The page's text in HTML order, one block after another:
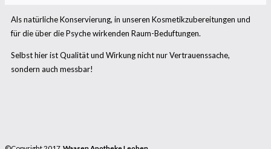
Als natürliche Konservierung, in unseren Kosmetikzubereitungen und
für die über die Psyche wirkenden Raum-Beduftungen.
Selbst hier ist Qualität und Wirkung nicht nur Vertrauenssache,
sondern auch messbar!